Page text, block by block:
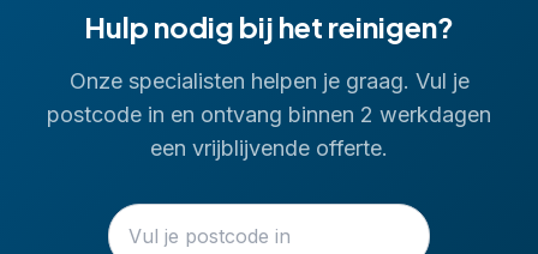
Hulp nodig bij het reinigen?
Onze specialisten helpen je graag. Vul je
postcode in en ontvang binnen 2 werkdagen
een vrijblijvende offerte.